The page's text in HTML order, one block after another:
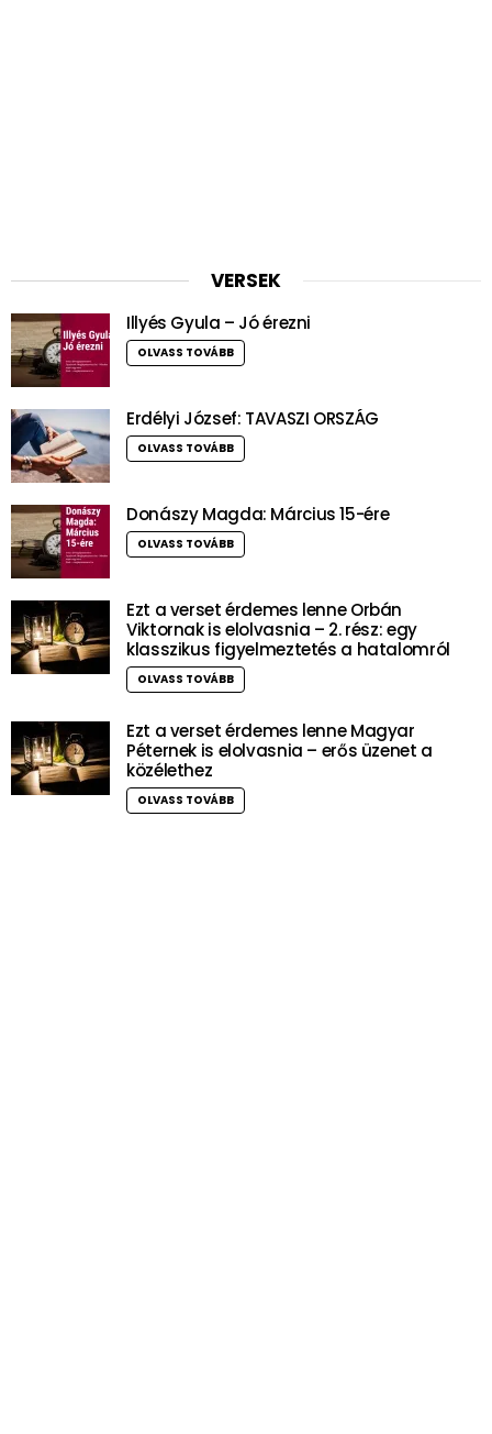
VERSEK
Illyés Gyula – Jó érezni
OLVASS TOVÁBB
Erdélyi József: TAVASZI ORSZÁG
OLVASS TOVÁBB
Donászy Magda: Március 15-ére
OLVASS TOVÁBB
Ezt a verset érdemes lenne Orbán
Viktornak is elolvasnia – 2. rész: egy
klasszikus figyelmeztetés a hatalomról
OLVASS TOVÁBB
Ezt a verset érdemes lenne Magyar
Péternek is elolvasnia – erős üzenet a
közélethez
OLVASS TOVÁBB